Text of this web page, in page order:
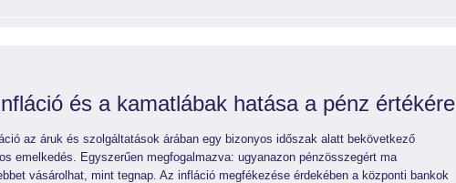
és a kamatlábak hatása a pénz értékére
az áruk és szolgáltatások árában egy bizonyos időszak alatt bekövetkező
emelkedés. Egyszerűen megfogalmazva: ugyanazon pénzösszegért ma
vásárolhat, mint tegnap. Az infláció megfékezése érdekében a központi bankok